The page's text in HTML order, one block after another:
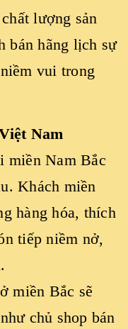
lượng sản
bán hãng lịch sự
vui trong
Nam
miền Nam Bắc
Khách miền
hàng hóa, thích
tiếp niềm nở,
miền Bắc sẽ
chủ shop bán